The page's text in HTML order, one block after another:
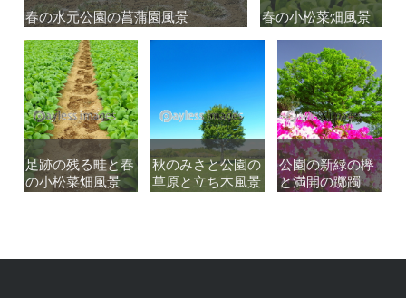
春の水元公園の菖蒲園風景
春の水元公園の菖蒲園風景 春の小松菜畑風景
春の小松菜畑風景
足跡の残る畦と春
の小松菜畑風景
足跡の残る畦と春
の小松菜畑風景
秋のみさと公園の
草原と立ち木風景
秋のみさと公園の
草原と立ち木風景
公園の新緑の欅
と満開の躑躅
公園の新緑の欅
と満開の躑躅